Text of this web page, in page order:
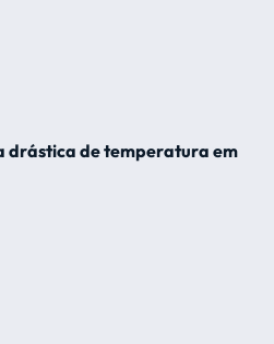
drástica de temperatura em